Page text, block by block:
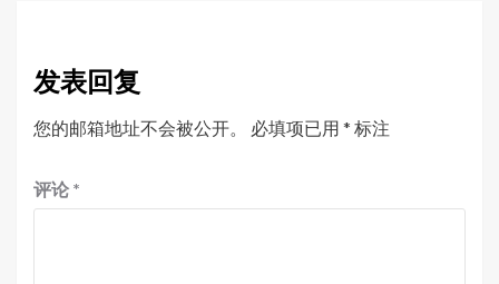
发表回复
您的邮箱地址不会被公开。 必填项已用 * 标注
评论 *